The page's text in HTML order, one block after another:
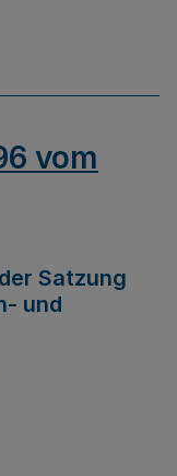
vom
Satzung
und